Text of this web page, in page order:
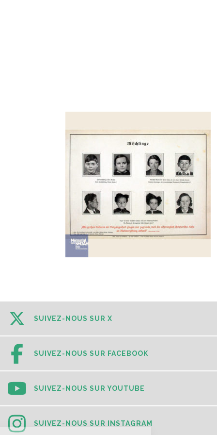
SUIVEZ-NOUS SUR X
SUIVEZ-NOUS SUR FACEBOOK
SUIVEZ-NOUS SUR YOUTUBE
SUIVEZ-NOUS SUR INSTAGRAM